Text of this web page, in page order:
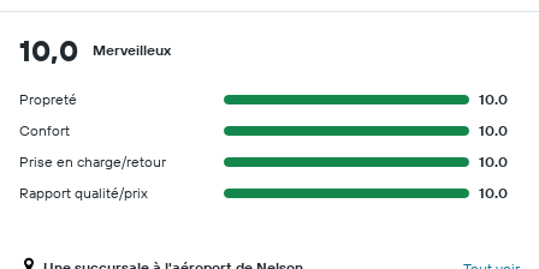
10,0 Merveilleux
Propreté
10.0
Confort
10.0
Prise en charge/retour
10.0
Rapport qualité/prix
10.0